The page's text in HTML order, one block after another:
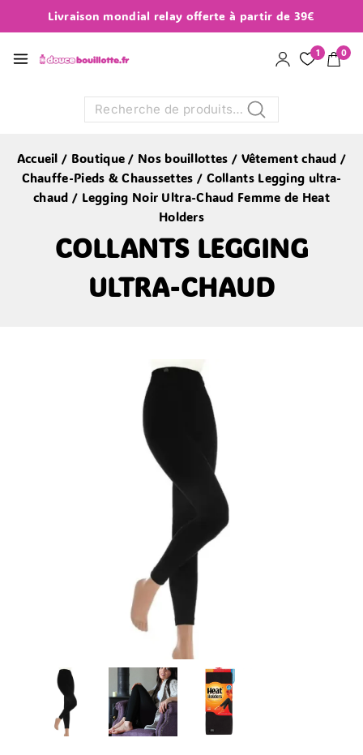
Livraison mondial relay offerte à partir de 39€
1 0
Recherche
Accueil / Boutique / Nos bouillottes / Vêtement chaud /
Chauffe-Pieds & Chaussettes / Collants Legging ultra-
chaud / Legging Noir Ultra-Chaud Femme de Heat
Holders
COLLANTS LEGGING
ULTRA-CHAUD